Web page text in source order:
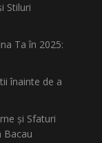
Stiluri
Ta în 2025:
înainte de a
și Sfaturi
Bacau